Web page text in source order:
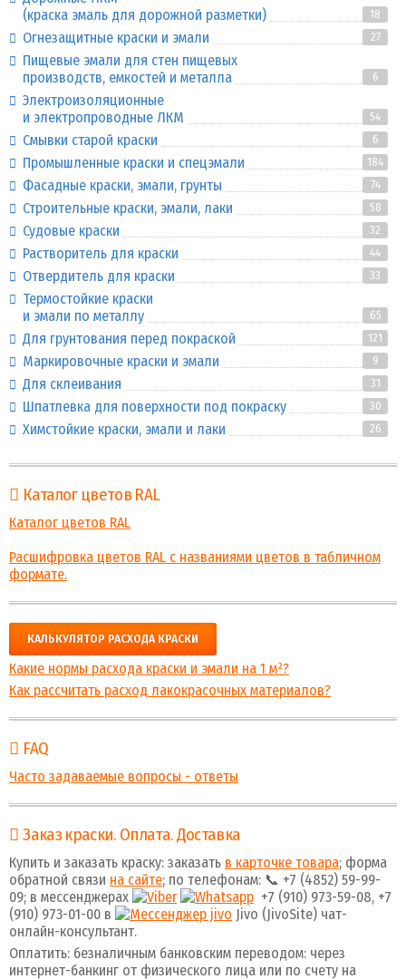
(краска эмаль для дорожной разметки)
18
Огнезащитные краски и эмали 27
Пищевые эмали для стен пищевых
производств, емкостей и металла
6
Электроизоляционные
и электропроводные ЛКМ
54
Смывки старой краски 6
Промышленные краски и спецэмали 184
Фасадные краски, эмали, грунты 74
Строительные краски, эмали, лаки 58
Судовые краски 32
Растворитель для краски 44
Отвердитель для краски 33
Термостойкие краски
и эмали по металлу
65
Для грунтования перед покраской 121
Маркировочные краски и эмали 9
Для склеивания 31
Шпатлевка для поверхности под покраску 30
Химстойкие краски, эмали и лаки 26
Каталог цветов RAL
Каталог цветов RAL
Расшифровка цветов RAL с названиями цветов в табличном
формате.
КАЛЬКУЛЯТОР РАСХОДА КРАСКИ
Какие нормы расхода краски и эмали на 1 м²?
Как рассчитать расход лакокрасочных материалов?
FAQ
Часто задаваемые вопросы - ответы
Заказ краски. Оплата. Доставка
Купить и заказать краску: заказать в карточке товара; форма
обратной связи на сайте; по телефонам: 📞 +7 (4852) 59-99-
09; в мессенджерах
+7 (910) 973-59-08, +7
(910) 973-01-00 в
Jivo (JivoSite) чат-
онлайн-консультант.
Оплатить: безналичным банковским переводом: через
интернет-банкинг от физического лица или по счету на